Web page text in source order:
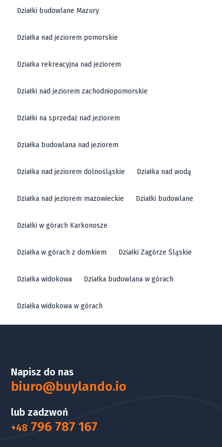
Działki budowlane Mazury
Działka nad jeziorem pomorskie
Działka rekreacyjna nad jeziorem
Działki nad jeziorem zachodniopomorskie
Działki na sprzedaż nad jeziorem
Działka budowlana nad jeziorem
Działka nad jeziorem dolnośląskie Działka nad wodą
Działka nad jeziorem mazowieckie Działki budowlane
Działki w górach Karkonosze
Działka w górach z domkiem Działki Zagórze Śląskie
Działka widokowa Działka budowlana w górach
Działka widokowa w górach
Napisz do nas
biuro@buylando.io
lub zadzwoń
+48 796 787 167